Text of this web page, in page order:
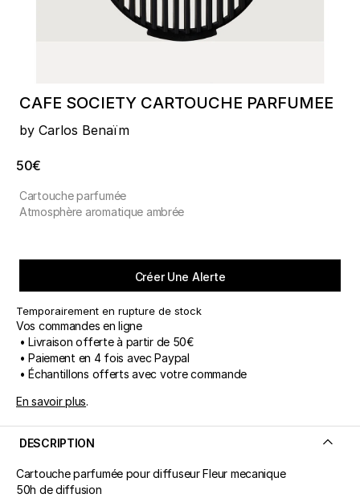
CAFE SOCIETY CARTOUCHE PARFUMEE
by Carlos Benaïm
50€
Cartouche parfumée
Atmosphère aromatique ambrée
Créer Une Alerte
Temporairement en rupture de stock
Vos commandes en ligne
• Livraison offerte à partir de 50€
• Paiement en 4 fois avec Paypal
• Échantillons offerts avec votre commande
En savoir plus.
DESCRIPTION
Cartouche parfumée pour diffuseur Fleur mecanique
50h de diffusion